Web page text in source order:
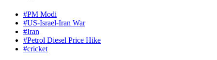
#PM Modi
#US-Israel-Iran War
#Iran
#Petrol Diesel Price Hike
#cricket